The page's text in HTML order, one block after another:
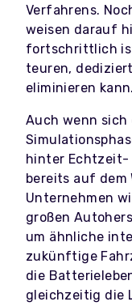
Verfahrens.
weisen darauf
fortschrittlich
teuren,
eliminieren kann.
Auch wenn
hinter Echtzeit-
bereits auf dem
Unternehmen
großen
um ähnliche
zukünftige
die
gleichzeitig die